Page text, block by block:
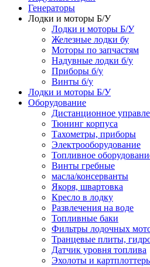
Генераторы
Лодки и моторы Б/У
Лодки и моторы Б/У
Железные лодки бу
Моторы по запчастям
Надувные лодки б/у
Приборы б/у
Винты б/у
Лодки и моторы Б/У
Оборудование
Дистанционное
Тюнинг корпуса
Тахометры, приборы
Электрооборудование
Топливное
Винты гребные
масла/консерванты
Якоря, швартовка
Кресло в лодку
Развлечения на воде
Топливные баки
Фильтры лодочных
Транцевые плиты,
Датчик уровня топлива
Эхолоты и